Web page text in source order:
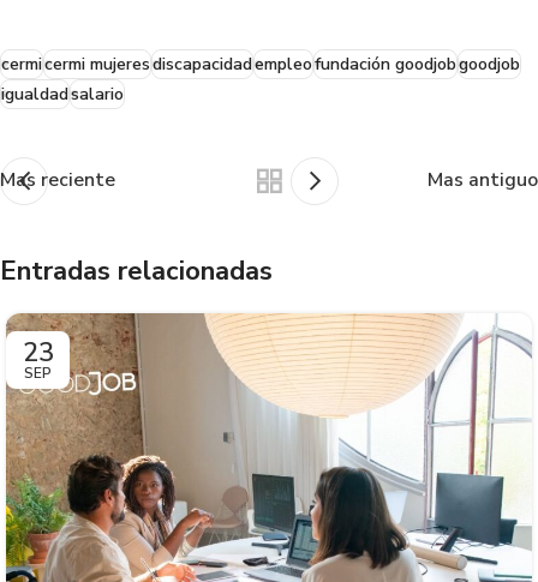
cermicermi mujeresdiscapacidadempleofundación goodjobgoodjob
igualdadsalario
Mas reciente Mas antiguo
Entradas relacionadas
23
SEP